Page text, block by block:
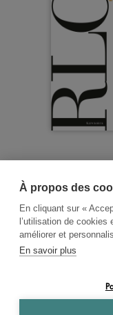
À propos des
En cliquant sur «
l’utilisation de
améliorer et
En savoir plus